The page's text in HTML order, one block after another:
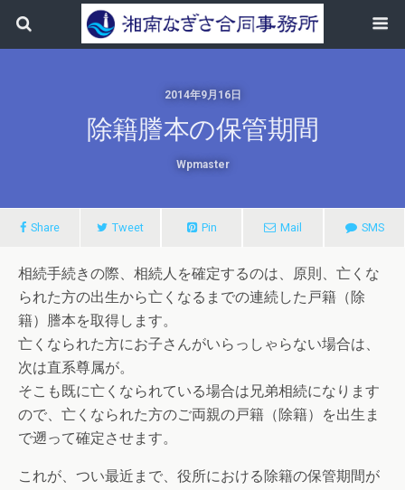
2014年9月16日
除籍謄本の保管期間
Wpmaster
Share Tweet Pin Mail SMS
相続手続きの際、相続人を確定するのは、原則、亡くな
られた方の出生から亡くなるまでの連続した戸籍（除
籍）謄本を取得します。
亡くなられた方にお子さんがいらっしゃらない場合は、
次は直系尊属が。
そこも既に亡くなられている場合は兄弟相続になります
ので、亡くなられた方のご両親の戸籍（除籍）を出生ま
で遡って確定させます。
これが、つい最近まで、役所における除籍の保管期間が